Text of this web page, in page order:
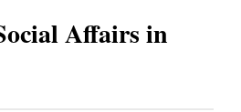
Affairs in